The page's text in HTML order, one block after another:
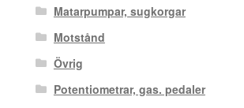
Matarpumpar, sugkorgar
Motstånd
Övrig
Potentiometrar, gas. pedaler